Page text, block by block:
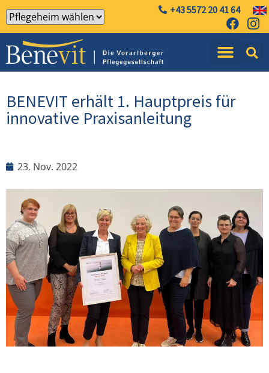
+43 5572 20 41 64
BENEVIT erhält 1. Hauptpreis für
innovative Praxisanleitung
23. Nov. 2022